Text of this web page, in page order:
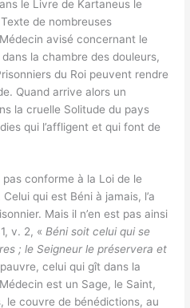
le Livre de Kartaneus le
de nombreuses
avisé concernant le
la chambre des douleurs,
du Roi peuvent rendre
Quand arrive alors un
la cruelle Solitude du pays
qui l’affligent et qui font de
pas conforme à la Loi de le
qui est Béni à jamais, l’a
Mais il n’en est pas ainsi
v. 2, «Béni soit celui qui se
; le Seigneur le préservera et
celui qui gît dans la
est un Sage, le Saint,
le couvre de bénédictions, au